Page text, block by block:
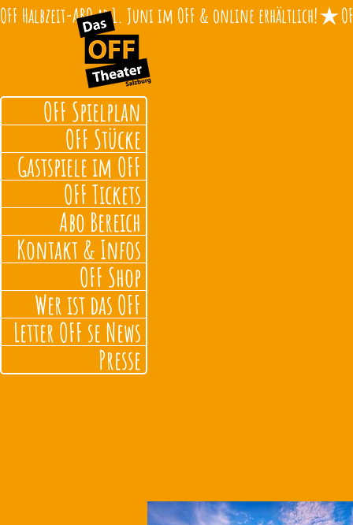
OFF Halbzeit-ABO ab 1. Juni im OFF & online erhältlich!
OFF Spielplan
OFF Stücke
Gastspiele im OFF
OFF Tickets
Abo Bereich
Kontakt & Infos
OFF Shop
Wer ist das OFF
Letter OFF se News
Presse